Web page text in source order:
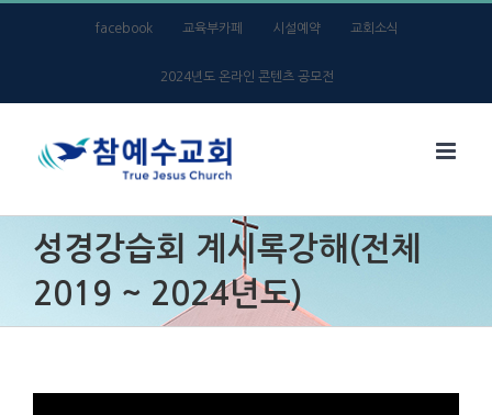
facebook 교육부카페 시설예약 교회소식
2024년도 온라인 콘텐츠 공모전
성경강습회 계시록강해(전체
2019 ~ 2024년도)